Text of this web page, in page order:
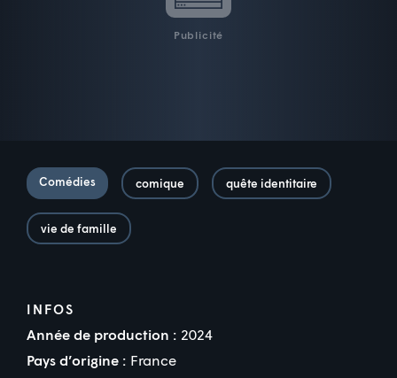
Publicité
Comédies comique quête identitaire
vie de famille
INFOS
Année de production : 2024
Pays d’origine : France